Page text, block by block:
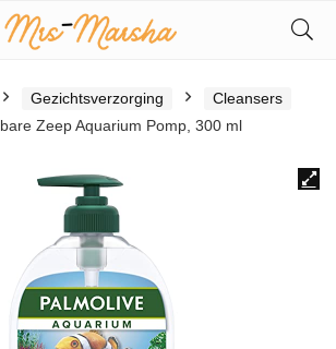
Gezichtsverzorging
Cleansers
Zeep Aquarium Pomp, 300 ml